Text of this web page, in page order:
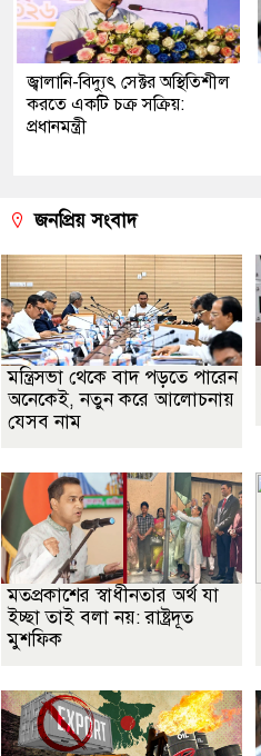
জ্বালানি-বিদ্যুৎ সেক্টর অস্থিতিশীল
করতে একটি চক্র সক্রিয়:
প্রধানমন্ত্রী
জনপ্রিয় সংবাদ
মন্ত্রিসভা থেকে বাদ পড়তে পারেন
অনেকেই, নতুন করে আলোচনায়
যেসব নাম
মতপ্রকাশের স্বাধীনতার অর্থ যা
ইচ্ছা তাই বলা নয়: রাষ্ট্রদূত
মুশফিক